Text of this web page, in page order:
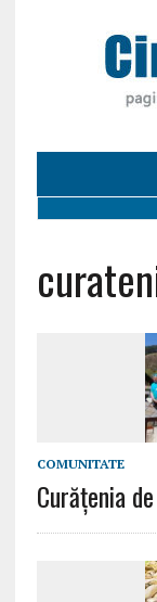
COMUNITATE
Curățenia